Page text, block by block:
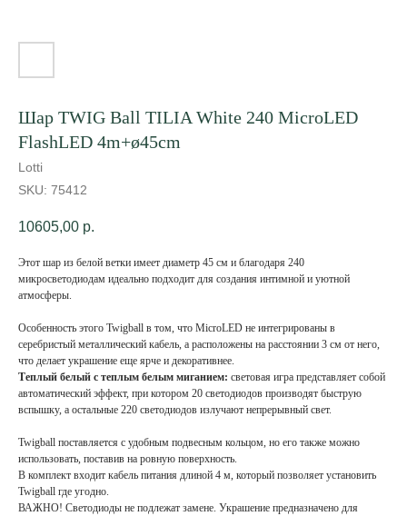
Шар TWIG Ball TILIA White 240 MicroLED
FlashLED 4m+ø45cm
Lotti
SKU: 75412
10605,00 р.
Этот шар из белой ветки имеет диаметр 45 см и благодаря 240
микросветодиодам идеально подходит для создания интимной и уютной
атмосферы.
Особенность этого Twigball в том, что MicroLED не интегрированы в
серебристый металлический кабель, а расположены на расстоянии 3 см от него,
что делает украшение еще ярче и декоративнее.
Теплый белый с теплым белым миганием: световая игра представляет собой
автоматический эффект, при котором 20 светодиодов производят быструю
вспышку, а остальные 220 светодиодов излучают непрерывный свет.
Twigball поставляется с удобным подвесным кольцом, но его также можно
использовать, поставив на ровную поверхность.
В комплект входит кабель питания длиной 4 м, который позволяет установить
Twigball где угодно.
ВАЖНО! Светодиоды не подлежат замене. Украшение предназначено для